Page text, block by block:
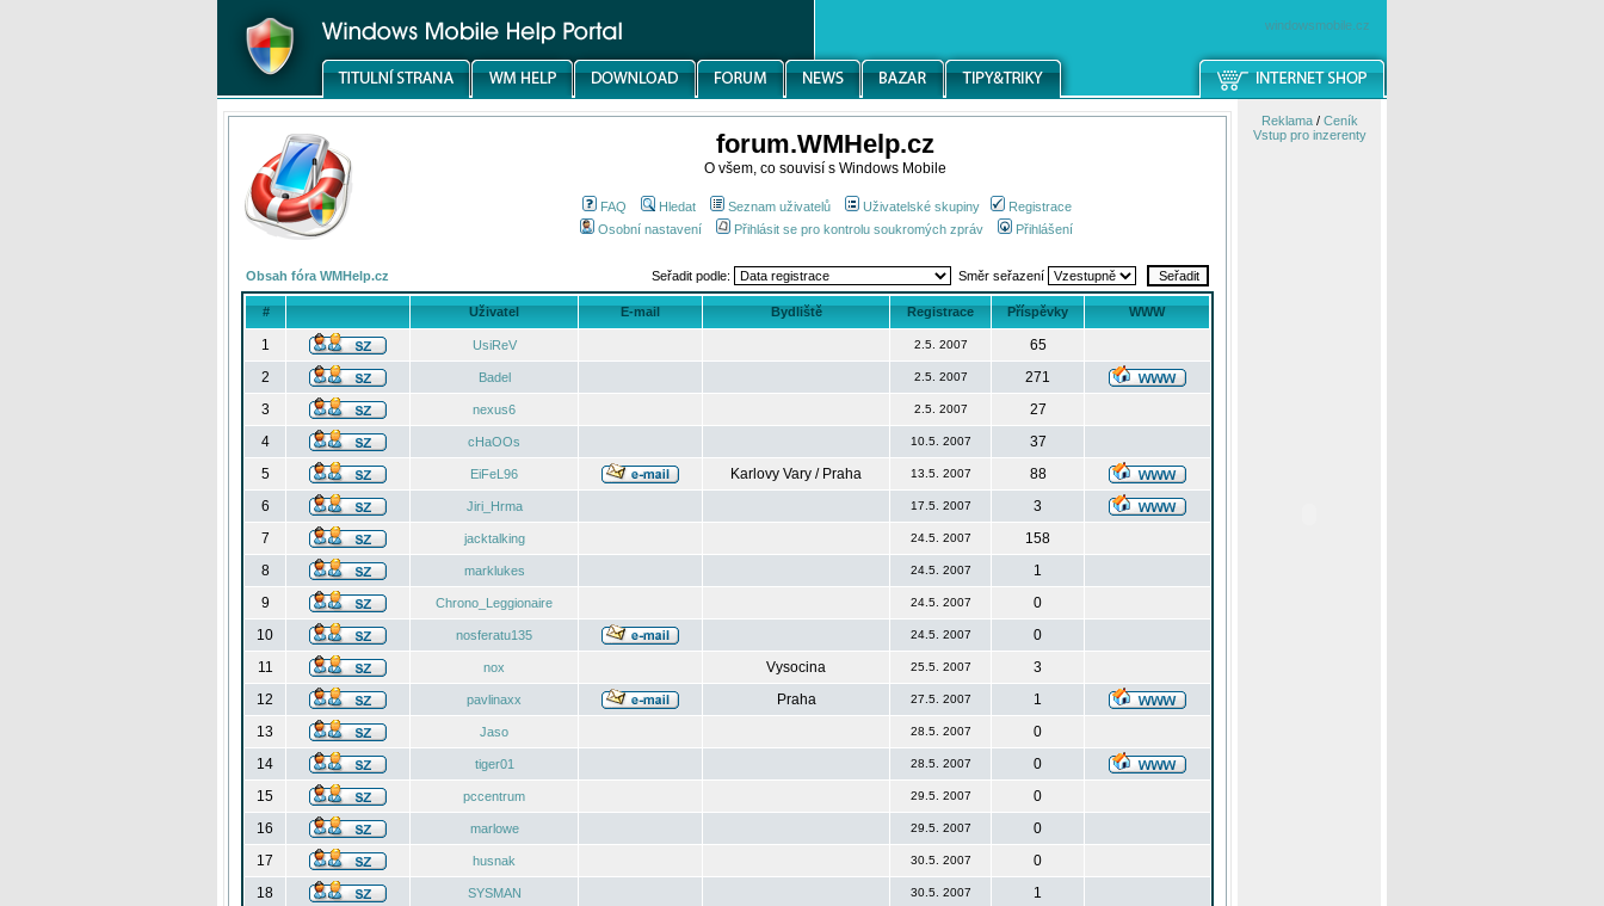
windowsmobile.cz
forum.WMHelp.cz
O všem, co souvisí s Windows Mobile
FAQ Hledat Seznam uživatelů Uživatelské skupiny
Registrace
Osobní nastavení
Přihlásit se pro kontrolu soukromých zpráv Přihlášení
Obsah fóra WMHelp.cz Seřadit podle: Směr seřazení
# Uživatel E-mail Bydliště Registrace Příspěvky WWW
1 UsiReV 2.5. 2007
65
2
Badel 2.5. 2007
271
3
nexus6 2.5. 2007
27
4
cHaOOs 10.5. 2007
37
5
EiFeL96 Karlovy Vary / Praha 13.5. 2007
88
6
Jiri_Hrma 17.5. 2007
3
7
jacktalking 24.5. 2007
158
8
marklukes 24.5. 2007
1
9
Chrono_Leggionaire 24.5. 2007
0
10
nosferatu135 24.5. 2007
0
11
nox Vysocina 25.5. 2007
3
12
pavlinaxx Praha 27.5. 2007
1
13
Jaso 28.5. 2007
0
14
tiger01 28.5. 2007
0
15
pccentrum 29.5. 2007
0
16
marlowe 29.5. 2007
0
17
husnak 30.5. 2007
0
18
SYSMAN 30.5. 2007
1
Reklama/ Ceník
Vstup pro inzerenty